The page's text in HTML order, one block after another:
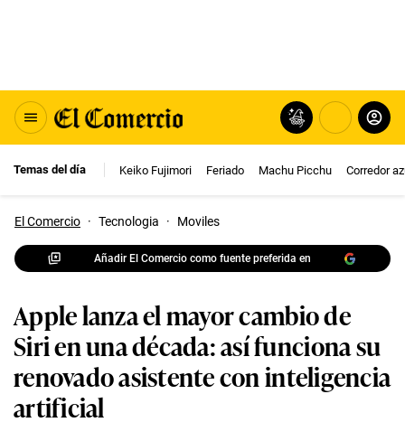
Temas del día Keiko Fujimori Feriado Machu Picchu Corredor
El Comercio · Tecnologia · Moviles
Añadir El Comercio como fuente preferida en
Apple lanza el mayor cambio de
Siri en una década: así funciona su
renovado asistente con inteligencia
artificial